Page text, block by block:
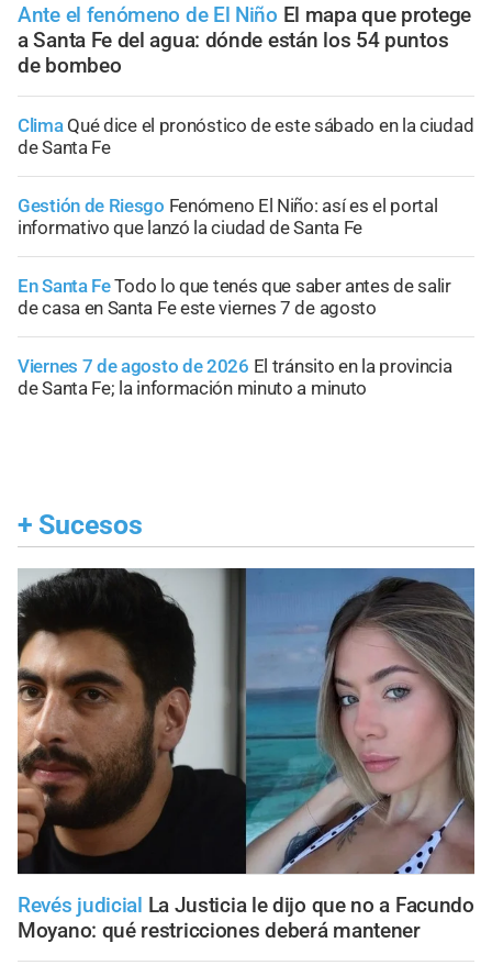
Ante el fenómeno de El Niño El mapa que protege
a Santa Fe del agua: dónde están los 54 puntos
de bombeo
Clima Qué dice el pronóstico de este sábado en la ciudad
de Santa Fe
Gestión de Riesgo Fenómeno El Niño: así es el portal
informativo que lanzó la ciudad de Santa Fe
En Santa FeTodo lo que tenés que saber antes de salir
de casa en Santa Fe este viernes 7 de agosto
Viernes 7 de agosto de 2026 El tránsito en la provincia
de Santa Fe; la información minuto a minuto
+ Sucesos
Revés judicial La Justicia le dijo que no a Facundo
Moyano: qué restricciones deberá mantener